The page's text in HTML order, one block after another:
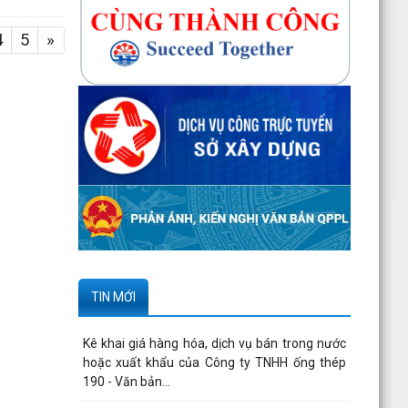
5 »
TIN MỚI
Kê khai giá hàng hóa, dịch vụ bán trong nước
hoặc xuất khẩu của Công ty TNHH ống thép
190 - Văn bản...